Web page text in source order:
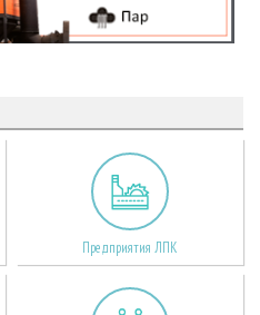
Предприятия ЛПК